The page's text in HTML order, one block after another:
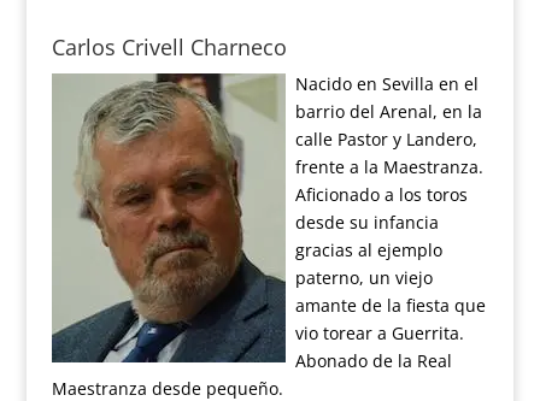
Carlos Crivell Charneco
Nacido en Sevilla en el
barrio del Arenal, en la
calle Pastor y Landero,
frente a la Maestranza.
Aficionado a los toros
desde su infancia
gracias al ejemplo
paterno, un viejo
amante de la fiesta que
vio torear a Guerrita.
Abonado de la Real
Maestranza desde pequeño.